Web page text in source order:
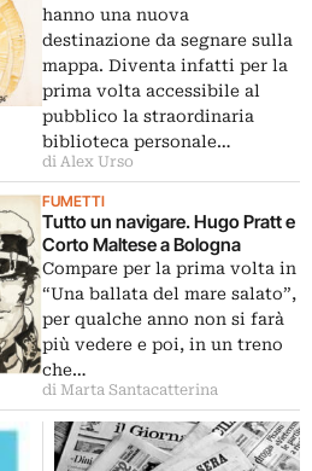
hanno una nuova
destinazione da segnare sulla
mappa. Diventa infatti per la
prima volta accessibile al
pubblico la straordinaria
biblioteca personale…
di Alex Urso
FUMETTI
Tutto un navigare. Hugo Pratt e
Corto Maltese a Bologna
Compare per la prima volta in
“Una ballata del mare salato”,
per qualche anno non si farà
più vedere e poi, in un treno
che…
di Marta Santacatterina